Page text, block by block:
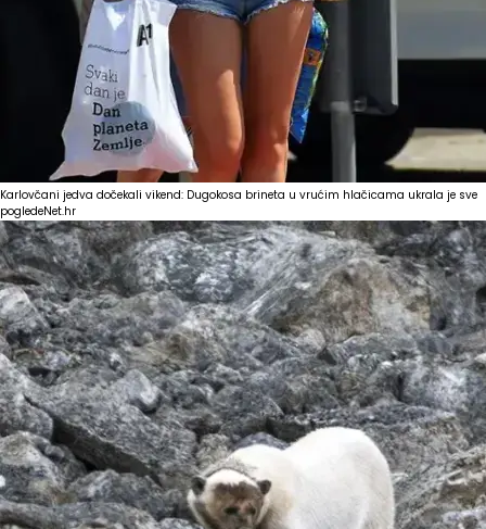
Karlovčani jedva dočekali vikend: Dugokosa brineta u vrućim hlačicama ukrala je sve
pogledeNet.hr